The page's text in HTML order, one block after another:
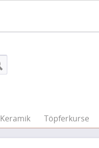
Keramik Töpferkurse